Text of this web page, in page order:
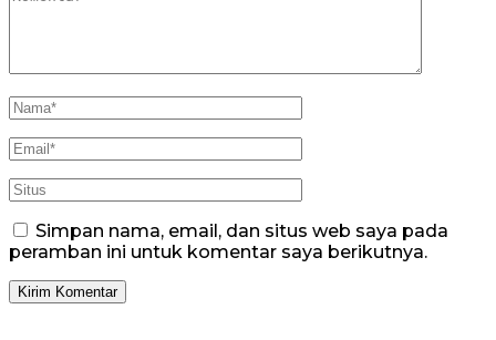
Simpan nama, email, dan situs web saya pada
peramban ini untuk komentar saya berikutnya.